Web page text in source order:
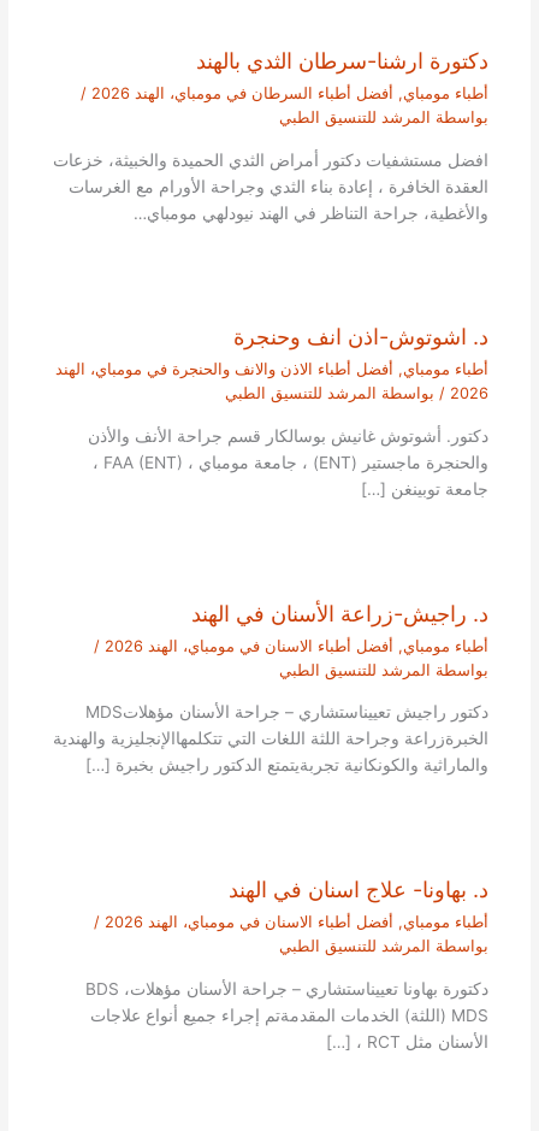
دكتورة ارشنا-سرطان الثدي بالهند
أطباء مومباي, أفضل أطباء السرطان في مومباي، الهند 2026
/
بواسطة المرشد للتنسيق الطبي
افضل مستشفيات دكتور أمراض الثدي الحميدة والخبيثة، خزعات
العقدة الخافرة ، إعادة بناء الثدي وجراحة الأورام مع الغرسات
والأغطية، جراحة التناظر في الهند نيودلهي مومباي…
د. اشوتوش-اذن انف وحنجرة
أطباء مومباي, أفضل أطباء الاذن والانف والحنجرة في مومباي، الهند
2026 / بواسطة المرشد للتنسيق الطبي
دكتور. أشوتوش غانيش بوسالكار قسم جراحة الأنف والأذن
والحنجرة ماجستير (ENT) ، جامعة مومباي ، FAA (ENT) ،
جامعة توبينغن […]
د. راجيش-زراعة الأسنان في الهند
أطباء مومباي, أفضل أطباء الاسنان في مومباي، الهند 2026
/
بواسطة المرشد للتنسيق الطبي
دكتور راجيش تعييناستشاري – جراحة الأسنان مؤهلاتMDS
الخبرةزراعة وجراحة اللثة اللغات التي تتكلمهاالإنجليزية والهندية
والماراثية والكونكانية تجربةيتمتع الدكتور راجيش بخبرة […]
د. بهاونا- علاج اسنان في الهند
أطباء مومباي, أفضل أطباء الاسنان في مومباي، الهند 2026
/
بواسطة المرشد للتنسيق الطبي
دكتورة بهاونا تعييناستشاري – جراحة الأسنان مؤهلاتBDS ،
MDS (اللثة) الخدمات المقدمةتم إجراء جميع أنواع علاجات
الأسنان مثل RCT ، […]